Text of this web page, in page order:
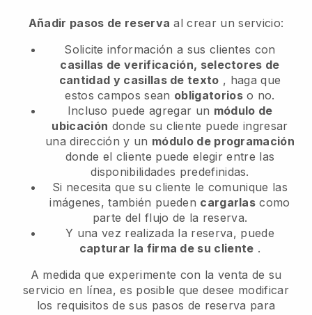
Añadir pasos de reserva al crear un servicio:
Solicite información a sus clientes con
casillas de verificación, selectores de
cantidad y casillas de texto , haga que
estos campos sean obligatorioso no.
Incluso puede agregar un módulo de
ubicación donde su cliente puede ingresar
una dirección y un módulo de programación
donde el cliente puede elegir entre las
disponibilidades predefinidas.
Si necesita que su cliente le comunique las
imágenes, también pueden cargarlas como
parte del flujo de la reserva.
Y una vez realizada la reserva, puede
capturar la firma de su cliente .
A medida que experimente con la venta de su
servicio en línea, es posible que desee modificar
los requisitos de sus pasos de reserva para